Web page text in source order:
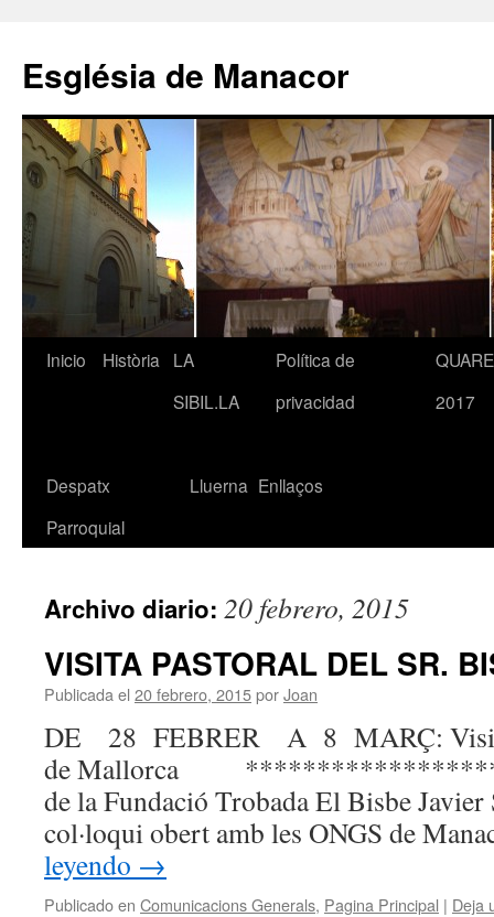
contenido
Església de Manacor
Inicio Història
LA
SIBIL.LA
Política de
privacidad
2017
Despatx
Parroquial
Lluerna Enllaços
Archivo diario: 20 febrero, 2015
VISITA PASTORAL DEL SR.
Publicada el 20 febrero, 2015porJoan
DE 28 FEBRER A 8 MARÇ: Visita
de Mallorca ******************
de la Fundació Trobada El Bisbe
col·loqui obert amb les ONGS de
leyendo →
Publicado en Comunicacions Generals, Pagina Principal | Deja